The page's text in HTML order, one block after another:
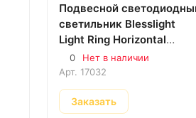
Подвесной
светильник Blesslight
Light Ring Horizontal
латунь 1000 мм
0
Нет в наличии
Арт. 17032
Заказать